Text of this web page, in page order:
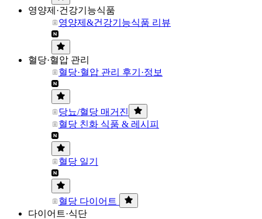
영양제·건강기능식품
영양제&건강기능식품 리뷰
혈당·혈압 관리
혈당·혈압 관리 후기·정보
당뇨/혈당 매거진
혈당 친화 식품 & 레시피
혈당 일기
혈당 다이어트
다이어트·식단